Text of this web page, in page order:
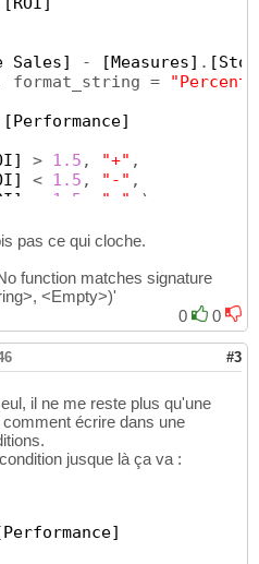
Sales] - [Measures] .
format_string =
"Percent"
[Performance]
> 1.5 , "+" ,
< 1.5 , "-" ,
1.5 "="
)
Cost], [Measures].[Store
pas ce qui cloche.
function matches signature
<Empty>)'
0
0
#3
il ne me reste plus qu'une
écrire dans une
jusque là ça va :